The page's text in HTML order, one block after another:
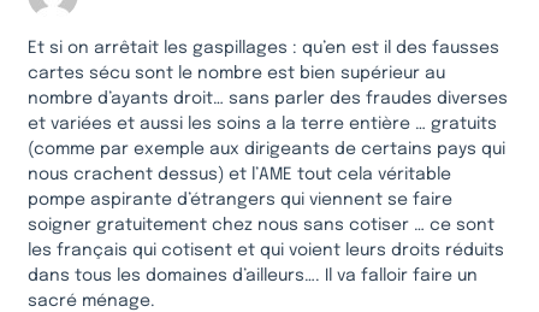
Et si on arrêtait les gaspillages : qu’en est il des fausses
cartes sécu sont le nombre est bien supérieur au
nombre d’ayants droit… sans parler des fraudes diverses
et variées et aussi les soins a la terre entière … gratuits
(comme par exemple aux dirigeants de certains pays qui
nous crachent dessus) et l’AME tout cela véritable
pompe aspirante d’étrangers qui viennent se faire
soigner gratuitement chez nous sans cotiser … ce sont
les français qui cotisent et qui voient leurs droits réduits
dans tous les domaines d’ailleurs…. Il va falloir faire un
sacré ménage.